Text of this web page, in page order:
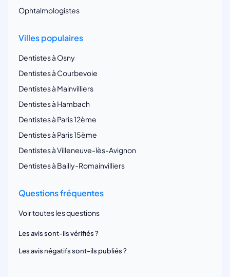
Ophtalmologistes
Villes populaires
Dentistes à Osny
Dentistes à Courbevoie
Dentistes à Mainvilliers
Dentistes à Hambach
Dentistes à Paris 12ème
Dentistes à Paris 15ème
Dentistes à Villeneuve-lès-Avignon
Dentistes à Bailly-Romainvilliers
Questions fréquentes
Voir toutes les questions
Les avis sont-ils vérifiés ?
Les avis négatifs sont-ils publiés ?